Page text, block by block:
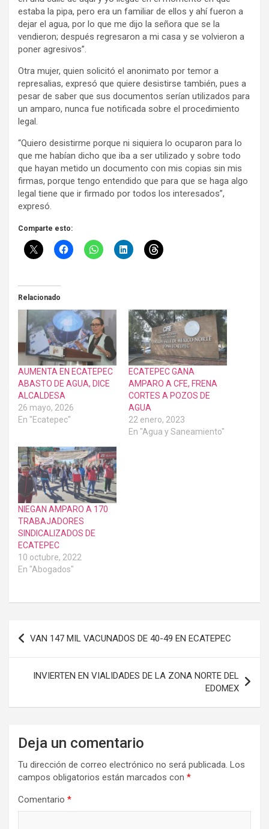
estaba la pipa, pero era un familiar de ellos y ahí fueron a
dejar el agua, por lo que me dijo la señora que se la
vendieron; después regresaron a mi casa y se volvieron a
poner agresivos”.
Otra mujer, quien solicitó el anonimato por temor a
represalias, expresó que quiere desistirse también, pues a
pesar de saber que sus documentos serían utilizados para
un amparo, nunca fue notificada sobre el procedimiento
legal.
“Quiero desistirme porque ni siquiera lo ocuparon para lo
que me habían dicho que iba a ser utilizado y sobre todo
que hayan metido un documento con mis copias sin mis
firmas, porque tengo entendido que para que se haga algo
legal tiene que ir firmado por todos los interesados”,
expresó.
Comparte esto:
Relacionado
AUMENTA EN ECATEPEC
ABASTO DE AGUA, DICE
ALCALDESA
26 mayo, 2026
En "Ecatepec"
ECATEPEC GANA
AMPARO A CFE, FRENA
CORTES A POZOS DE
AGUA
22 enero, 2023
En "Agua y Saneamiento"
NIEGAN AMPARO A 170
TRABAJADORES
SINDICALIZADOS DE
ECATEPEC
10 octubre, 2022
En "Abogados"
Navegación
de
entradas
VAN 147 MIL VACUNADOS DE 40-49 EN ECATEPEC
INVIERTEN EN VIALIDADES DE LA ZONA NORTE DEL
EDOMEX
Deja un comentario
Tu dirección de correo electrónico no será publicada. Los
campos obligatorios están marcados con *
Comentario *